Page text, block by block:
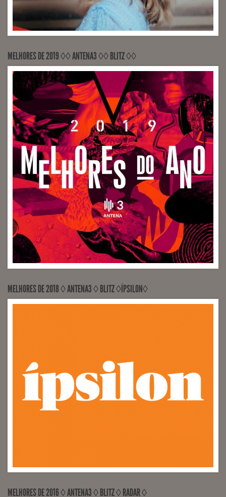
MELHORES DE 2019 ◊◊ ANTENA3 ◊◊ BLITZ ◊◊
MELHORES DE 2018 ◊ ANTENA3 ◊ BLITZ ◊ÍPSILON◊
MELHORES DE 2016 ◊ ANTENA3 ◊ BLITZ ◊ RADAR ◊